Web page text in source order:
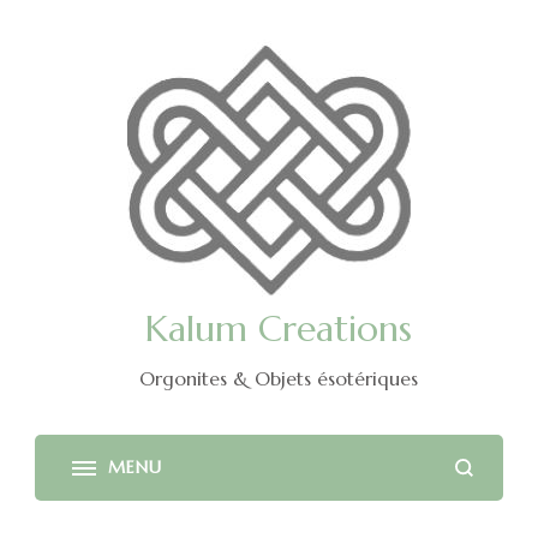
Kalum Creations
Orgonites & Objets ésotériques